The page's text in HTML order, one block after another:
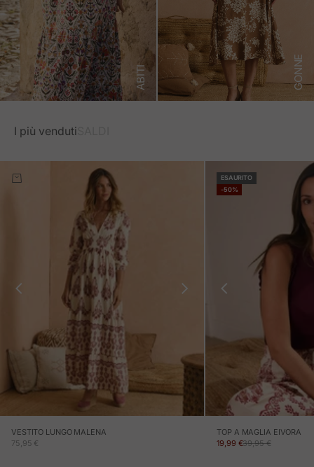
ABITI GONNE
I più venduti
VESTITO LUNGO MALENA
PREZZO IN OFFERTA
75,95 €
ESAURITO
-50%
TOP A MAGLIA EIVORA
PREZZO IN OFFERTA
19,99 €PREZZO NORMALE
39,95 €